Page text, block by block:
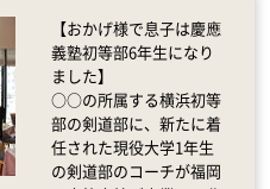
【おかげ様で息子は慶應
義塾初等部6年生になり
ました】
○○の所属する横浜初等
部の剣道部に、新たに着
任された現役大学1年生
の剣道部のコーチが福岡